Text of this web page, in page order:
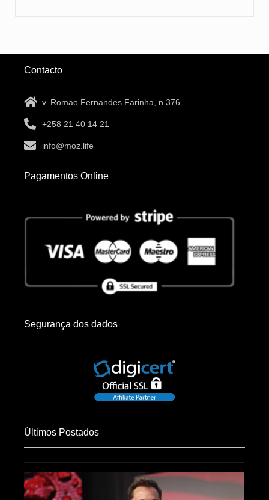
Contacto
v. Romao Fernandes Farinha, n 376
+258 21 40 14 21
info@moz.life
Pagamentos Online
Segurança dos dados
Últimos Postados